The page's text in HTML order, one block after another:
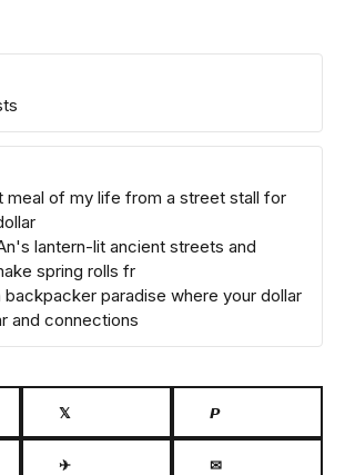
meal of my life from a street stall for
lantern-lit ancient streets and
spring rolls fr
backpacker paradise where your dollar
and connections
𝕏 𝙋
✈ ✉